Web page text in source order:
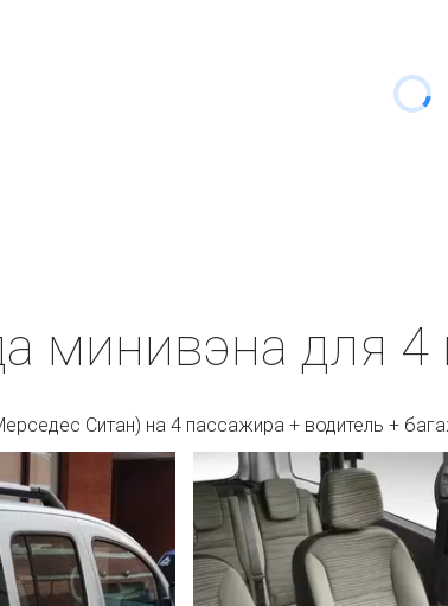
минивэна для
Ситан) на 4 пассажира + водитель +